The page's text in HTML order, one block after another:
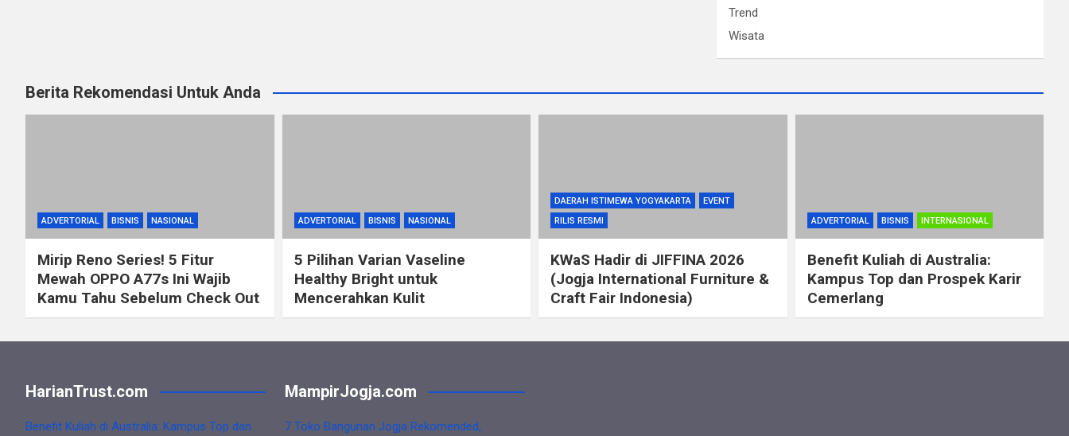
Trend
Wisata
Berita Rekomendasi Untuk Anda
ADVERTORIAL BISNIS NASIONAL
Mirip Reno Series! 5 Fitur
Mewah OPPO A77s Ini Wajib
Kamu Tahu Sebelum Check Out
ADVERTORIAL BISNIS NASIONAL
5 Pilihan Varian Vaseline
Healthy Bright untuk
Mencerahkan Kulit
DAERAH ISTIMEWA YOGYAKARTA
EVENT
RILIS RESMI
KWaS Hadir di JIFFINA 2026
(Jogja International Furniture &
Craft Fair Indonesia)
ADVERTORIAL BISNIS INTERNASIONAL
Benefit Kuliah di Australia:
Kampus Top dan Prospek Karir
Cemerlang
HarianTrust.com
Benefit Kuliah di Australia: Kampus Top dan
MampirJogja.com
7 Toko Bangunan Jogja Rekomended,